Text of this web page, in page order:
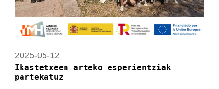
2025-05-12
Ikastetxeen arteko esperientziak
partekatuz